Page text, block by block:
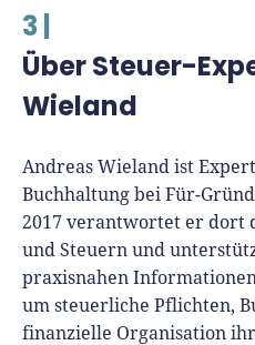
3 |
Über Steuer-
Wieland
Andreas Wieland ist
Buchhaltung bei Für-
2017 verantwortet er dort
und Steuern und
praxisnahen
um steuerliche Pflichten,
finanzielle Organisation